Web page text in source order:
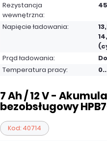
Rezystancja
wewnętrzna:
Napięcie ładowania:
Prąd ładowania:
Temperatura pracy:
7 Ah / 12 V -
bezobsługowy
Kod: 40714